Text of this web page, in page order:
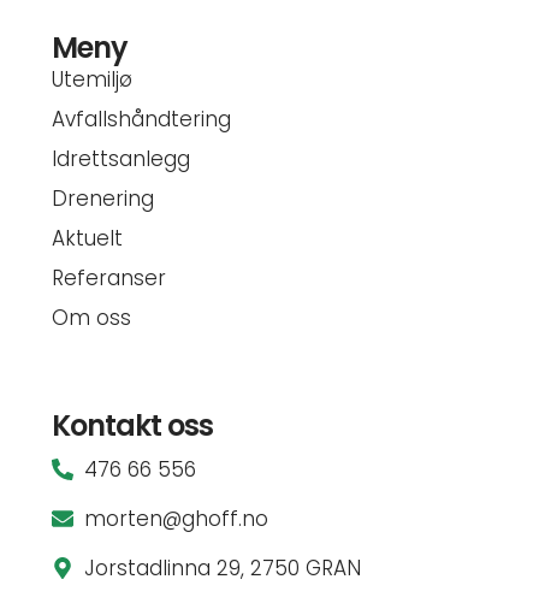
Meny
Utemiljø
Avfallshåndtering
Idrettsanlegg
Drenering
Aktuelt
Referanser
Om oss
Kontakt oss
476 66 556
morten@ghoff.no
Jorstadlinna 29, 2750 GRAN